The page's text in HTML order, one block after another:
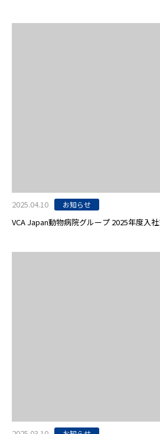
2025.04.10 お知らせ
VCA Japan動物病院グループ 2025年度入